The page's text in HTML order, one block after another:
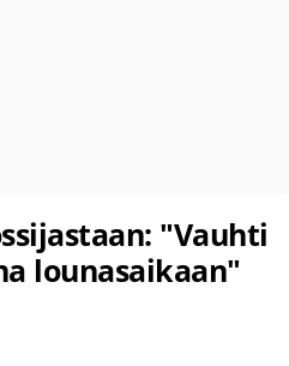
"Vauhti
lounasaikaan"